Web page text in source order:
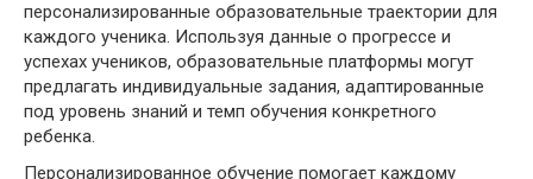
персонализированные образовательные траектории для
каждого ученика. Используя данные о прогрессе и
успехах учеников, образовательные платформы могут
предлагать индивидуальные задания, адаптированные
под уровень знаний и темп обучения конкретного
ребенка.
Персонализированное обучение помогает каждому